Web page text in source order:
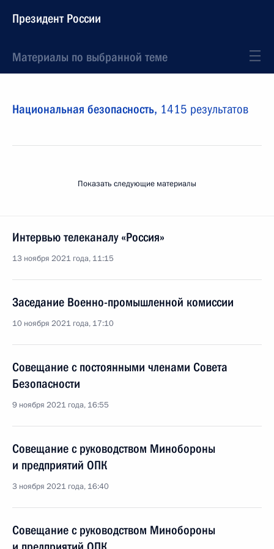
Президент России
Материалы по выбранной теме
Национальная безопасность, 1415 результатов
Показать следующие материалы
Интервью телеканалу «Россия»
13 ноября 2021 года, 11:15
Заседание Военно-промышленной комиссии
10 ноября 2021 года, 17:10
Совещание с постоянными членами Совета
Безопасности
9 ноября 2021 года, 16:55
Совещание с руководством Минобороны
и предприятий ОПК
3 ноября 2021 года, 16:40
Совещание с руководством Минобороны